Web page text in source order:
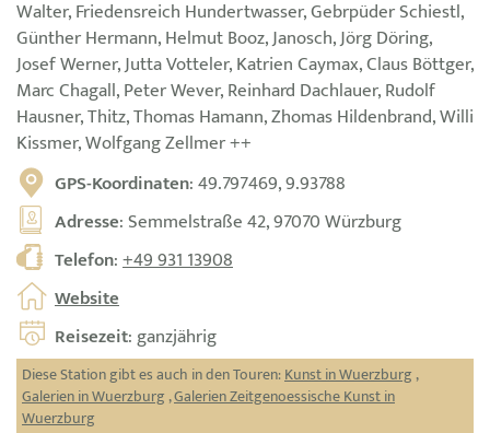
Walter, Friedensreich Hundertwasser, Gebrpüder Schiestl,
Günther Hermann, Helmut Booz, Janosch, Jörg Döring,
Josef Werner, Jutta Votteler, Katrien Caymax, Claus Böttger,
Marc Chagall, Peter Wever, Reinhard Dachlauer, Rudolf
Hausner, Thitz, Thomas Hamann, Zhomas Hildenbrand, Willi
Kissmer, Wolfgang Zellmer ++
GPS-Koordinaten: 49.797469, 9.93788
Adresse: Semmelstraße 42, 97070 Würzburg
Telefon:+49 931 13908
Website
Reisezeit: ganzjährig
Diese Station gibt es auch in den Touren:Kunst in Wuerzburg ,
Galerien in Wuerzburg ,Galerien Zeitgenoessische Kunst in
Wuerzburg